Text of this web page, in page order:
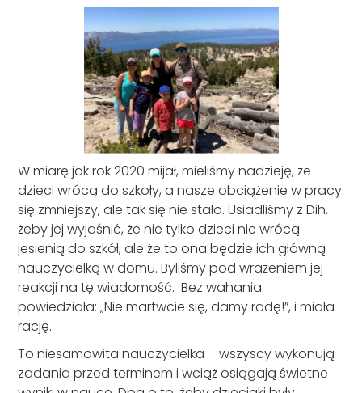
W miarę jak rok 2020 mijał, mieliśmy nadzieję, że
dzieci wrócą do szkoły, a nasze obciążenie w pracy
się zmniejszy, ale tak się nie stało. Usiadliśmy z Dih,
żeby jej wyjaśnić, że nie tylko dzieci nie wrócą
jesienią do szkół, ale że to ona będzie ich główną
nauczycielką w domu. Byliśmy pod wrażeniem jej
reakcji na tę wiadomość. Bez wahania
powiedziała: „Nie martwcie się, damy radę!”, i miała
rację.
To niesamowita nauczycielka – wszyscy wykonują
zadania przed terminem i wciąż osiągają świetne